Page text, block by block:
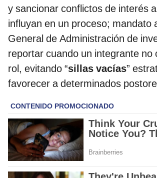
y sancionar conflictos de interés
influyan en un proceso; mandato
General de Administración de
reportar cuando un integrante no
rol, evitando “sillas vacías”
favorecer a determinados